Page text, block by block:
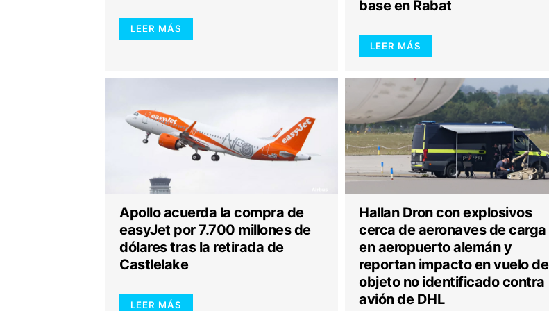
LEER MÁS
base en Rabat
LEER MÁS
Apollo acuerda la compra de
easyJet por 7.700 millones de
dólares tras la retirada de
Castlelake
LEER MÁS
Hallan Dron con explosivos
cerca de aeronaves de carga
en aeropuerto alemán y
reportan impacto en vuelo de
objeto no identificado contra
avión de DHL